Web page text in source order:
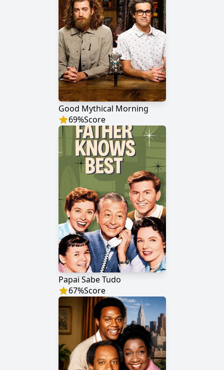
Good Mythical Morning
69%Score
Papai Sabe Tudo
67%Score